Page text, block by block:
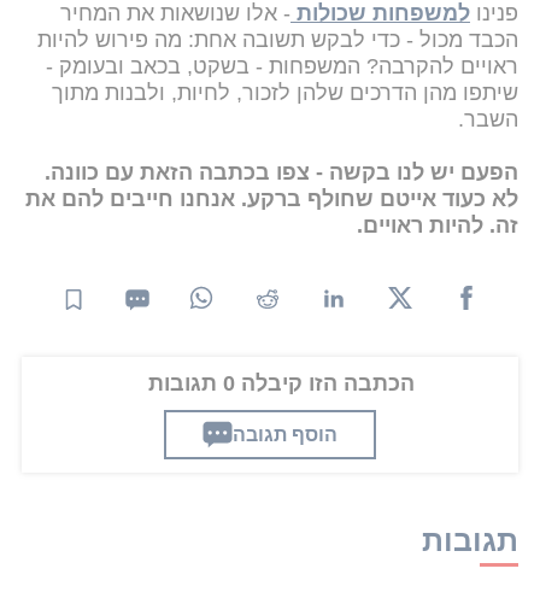
פנינו למשפחות שכולות - אלו שנושאות את המחיר
הכבד מכול - כדי לבקש תשובה אחת: מה פירוש להיות
ראויים להקרבה? המשפחות - בשקט, בכאב ובעומק -
שיתפו מהן הדרכים שלהן לזכור, לחיות, ולבנות מתוך
השבר.
הפעם יש לנו בקשה - צפו בכתבה הזאת עם כוונה.
לא כעוד אייטם שחולף ברקע. אנחנו חייבים להם את
זה. להיות ראויים.
הכתבה הזו קיבלה 0 תגובות
הוסף תגובה
תגובות